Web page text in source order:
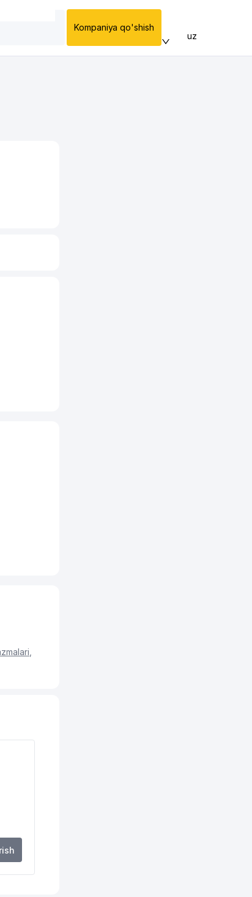
Kompaniya qo'shish
uz